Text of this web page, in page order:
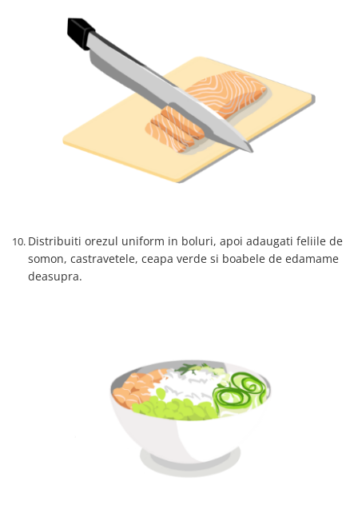
Distribuiti orezul uniform in boluri, apoi adaugati feliile de
somon, castravetele, ceapa verde si boabele de edamame
deasupra.